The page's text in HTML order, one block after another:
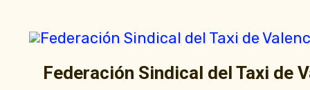
contenido
Federación Sindical del Taxi de